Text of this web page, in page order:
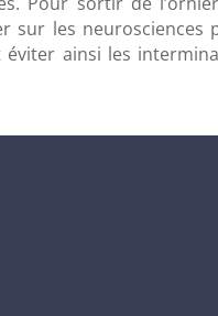
sur les neurosciences
ainsi les